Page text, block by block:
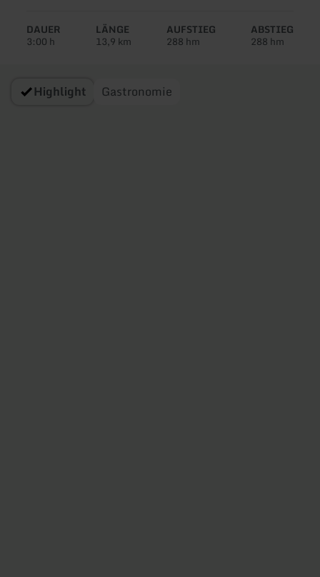
Tour:
DAUER
3:00 h
LÄNGE
13,9 km
AUFSTIEG
288 hm
ABSTIEG
288 hm
Highlight Gastronomie